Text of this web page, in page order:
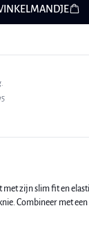
zijn slim fit en
Combineer met